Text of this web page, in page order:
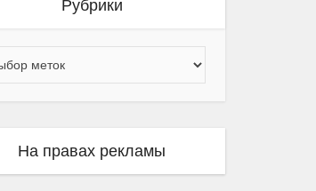
Рубрики
На правах рекламы